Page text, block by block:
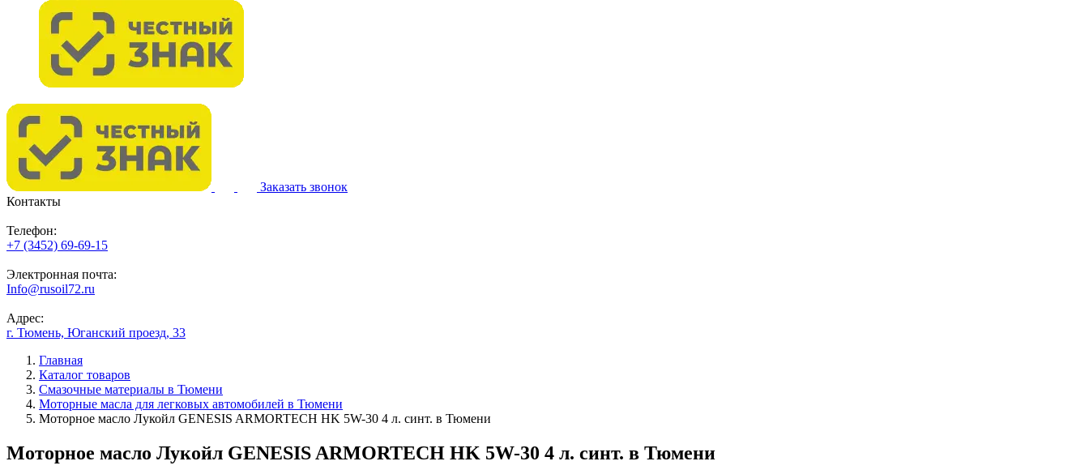
Заказать звонок
Контакты
Телефон:
+7 (3452) 69-69-15
Электронная почта:
Info@rusoil72.ru
Адрес:
г. Тюмень, Юганский проезд, 33
Главная
Каталог товаров
Смазочные материалы в Тюмени
Моторные масла для легковых автомобилей в Тюмени
Моторное масло Лукойл GENESIS ARMORTECH HK 5W-30 4 л. синт. в Тюмени
Моторное масло Лукойл GENESIS ARMORTECH HK 5W-30 4 л. синт. в Тюмени